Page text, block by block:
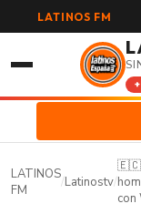
LATINOS FM
LATINOS
FM
/Latinostv/
🇪🇨
con